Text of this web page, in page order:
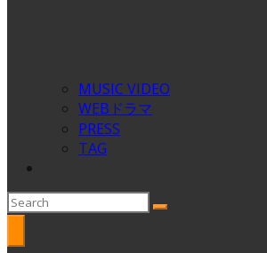
MUSIC VIDEO
WEBドラマ
PRESS
TAG